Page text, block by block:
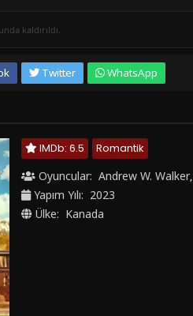
kaldırıldı.
Twitter WhatsApp
IMDb: 6.5
Romantik
Oyuncular: Andrew W. Walker,
Yapım Yılı: 2023
Ülke: Kanada